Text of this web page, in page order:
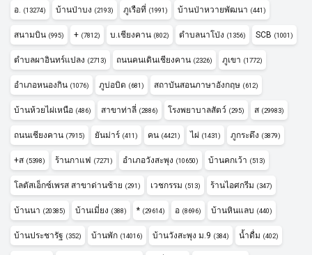
อ. (13274) บ้านป่าบง (2193) ภูเรือที่ (1991) บ้านป่าหวายพัฒนา (441)
สนามบิน (995) + (7812) บ.เชียงคาน (802) ตำบลนาโป่ง (1356) SCB (1001)
ตำบลผาอินทร์แปลง (2713) ถนนคนเดินเชียงคาน (2326) ภูเขา (1772)
อำเภอหนองกิน (1076) ภูบ่อบิด (681) สถาบันสอนภาษาอังกฤษ (612)
บ้านห้วยไผ่เหนือ (486) สาขาท่าลี่ (2886) โรงพยาบาลสัตว์ (295) ส (29983)
ถนนเชียงคาน (7915) ยันม่าร์ (411) คน (4421) ไผ่ (1431) ภูกระดึง (3879)
+ส (5398) ร้านกาแฟ (7271) อำเภอวังสะพุง (10650) บ้านคกเว้า (513)
โลตัสเอ็กซ์เพรส สาขาด่านซ้าย (291) เวชกรรม (513) ร้านไอศกรีม (347)
บ้านนา (20385) บ้านเมี่ยง (388) * (29614) อ (8696) บ้านหินแลบ (440)
บ้านประชารัฐ (352) บ้านพัก (14016) บ้านวังสะพุง ม.9 (384) น้ำดื่ม (402)